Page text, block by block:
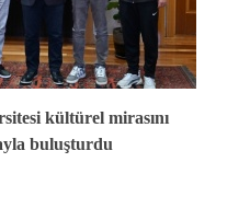
kültürel mirasını
buluşturdu